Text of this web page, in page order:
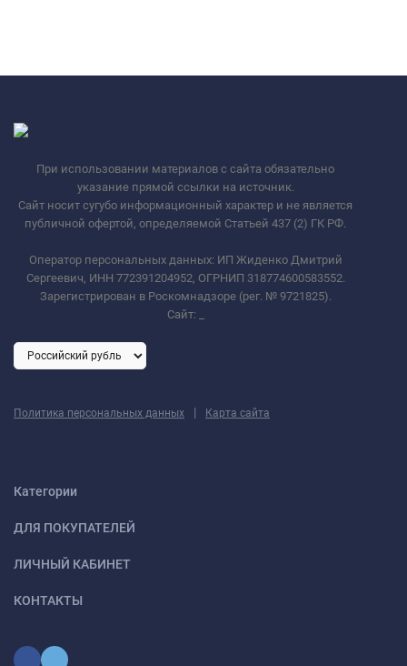
При использовании материалов с сайта обязательно
указание прямой ссылки на источник.
Сайт носит сугубо информационный характер и не является
публичной офертой, определяемой Статьей 437 (2) ГК РФ.
Оператор персональных данных: ИП Жиденко Дмитрий
Сергеевич, ИНН 772391204952, ОГРНИП 318774600583552.
Зарегистрирован в Роскомнадзоре (рег. № 9721825).
Сайт:
Политика персональных данных | Карта сайта
Категории
ДЛЯ ПОКУПАТЕЛЕЙ
ЛИЧНЫЙ КАБИНЕТ
КОНТАКТЫ